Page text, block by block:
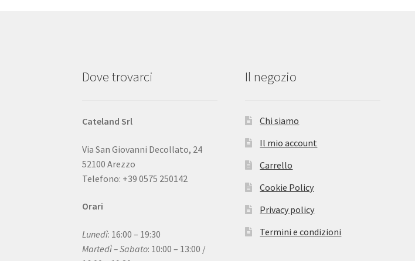
Dove trovarci
Cateland Srl
Via San Giovanni Decollato, 24
52100 Arezzo
Telefono: +39 0575 250142
Orari
Lunedì: 16:00 – 19:30
Martedì – Sabato: 10:00 – 13:00 /
Il negozio
Chi siamo
Il mio account
Carrello
Cookie Policy
Privacy policy
Termini e condizioni